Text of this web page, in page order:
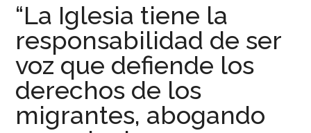
“La Iglesia tiene la
responsabilidad de ser
voz que defiende los
derechos de los
migrantes, abogando